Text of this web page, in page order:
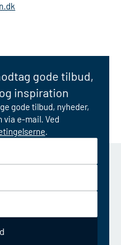
gode tilbud,
inspiration
gode tilbud, nyheder,
e-mail. Ved
.